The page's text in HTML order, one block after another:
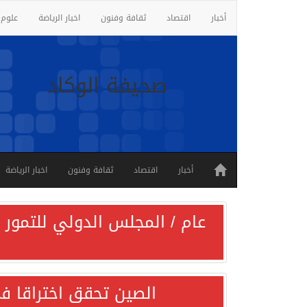
أخبار اقتصاد ثقافة وفنون اخبار الرياضة
صحيفة الوكاد
أخبار اقتصاد ثقافة وفنون اخبار الرياضة
عام / المجلس الدولي للتمور
الصين تحقق اختراقا